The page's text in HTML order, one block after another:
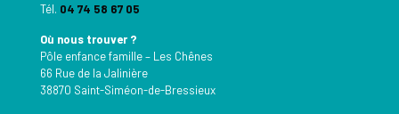
Tél. 04 74 58 67 05
Où nous trouver ?
Pôle enfance famille – Les Chênes
66 Rue de la Jalinière
38870 Saint-Siméon-de-Bressieux